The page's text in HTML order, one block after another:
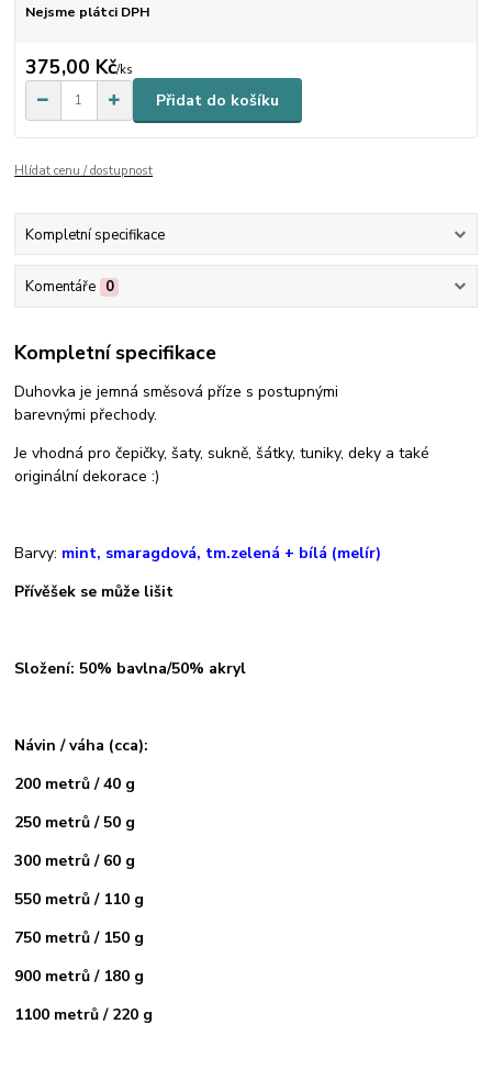
Nejsme plátci DPH
375,00 Kč/ks
Přidat do košíku
Hlídat cenu / dostupnost
Kompletní specifikace
Komentáře 0
Kompletní specifikace
Duhovka je jemná směsová příze s postupnými
barevnými přechody.
Je vhodná pro čepičky, šaty, sukně, šátky, tuniky, deky a také
originální dekorace :)
Barvy: mint, smaragdová, tm.zelená + bílá (melír)
Přívěšek se může lišit
Složení: 50% bavlna/50% akryl
Návin / váha (cca):
200 metrů / 40 g
250 metrů / 50 g
300 metrů / 60 g
550 metrů / 110 g
750 metrů / 150 g
900 metrů / 180 g
1100 metrů / 220 g